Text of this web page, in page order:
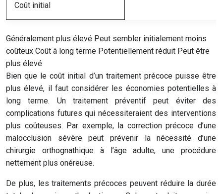
Coût initial
Généralement plus élevé Peut sembler initialement moins
coûteux Coût à long terme Potentiellement réduit Peut être
plus élevé
Bien que le coût initial d’un traitement précoce puisse être
plus élevé, il faut considérer les économies potentielles à
long terme. Un traitement préventif peut éviter des
complications futures qui nécessiteraient des interventions
plus coûteuses. Par exemple, la correction précoce d’une
malocclusion sévère peut prévenir la nécessité d’une
chirurgie orthognathique à l’âge adulte, une procédure
nettement plus onéreuse.
De plus, les traitements précoces peuvent réduire la durée